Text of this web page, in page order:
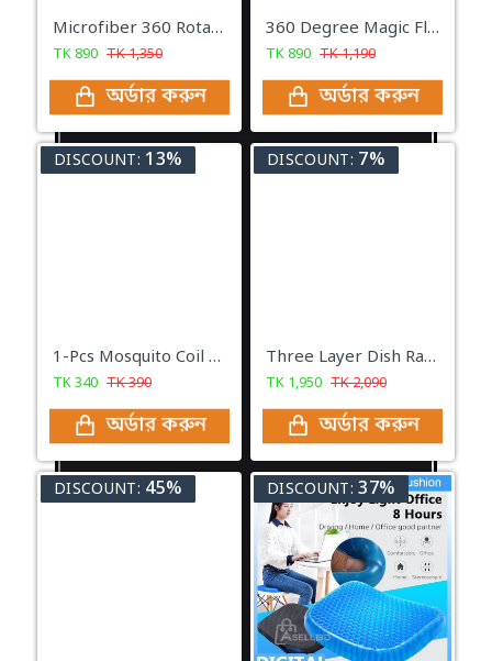
Microfiber 360 Rotating Healthy Spray Mop
TK890 TK1,350
অর্ডার করুন
360 Degree Magic Floor Cleaning Sweep Drag Mop
TK890 TK1,190
অর্ডার করুন
DISCOUNT: 13%
1-Pcs Mosquito Coil Holder
TK340 TK390
অর্ডার করুন
DISCOUNT: 7%
Three Layer Dish Rack Kitchen Rack
TK 1,950 TK2,090
অর্ডার করুন
DISCOUNT: 45% DISCOUNT: 37%